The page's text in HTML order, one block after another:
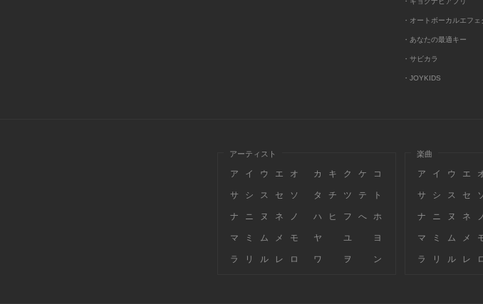
・オートボーカルエフェ
・あなたの最適キー
・サビカラ
・JOYKIDS
アーティスト
ア イ ウ エ オ カ キ ク ケ コ
サ シ ス セ ソ タ チ ツ テ ト
ナ ニ ヌ ネ ノ ハ ヒ フ へ ホ
マ ミ ム メ モ ヤ ユ ヨ
ラ リ ル レ ロ ワ ヲ ン
楽曲
ア イ ウ エ
サ シ ス セ
ナ ニ ヌ ネ
マ ミ ム メ
ラ リ ル レ